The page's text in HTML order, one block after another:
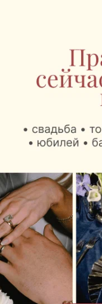
или
Фото
В пятницу, 7